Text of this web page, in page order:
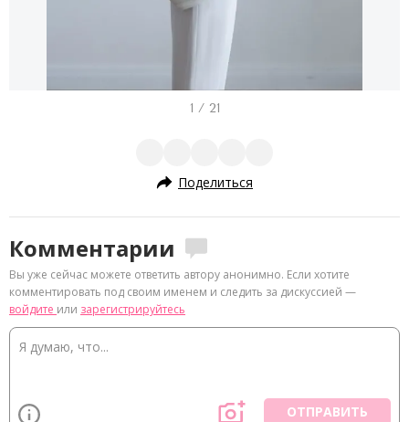
f
2
1
1 / 21
Поделиться
Комментарии
Вы уже сейчас можете ответить автору анонимно. Если хотите
комментировать под своим именем и следить за дискуссией —
войдите или зарегистрируйтесь
ОТПРАВИТЬ